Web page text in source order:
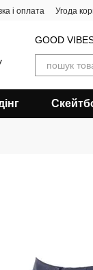
і оплата Угода
GOOD